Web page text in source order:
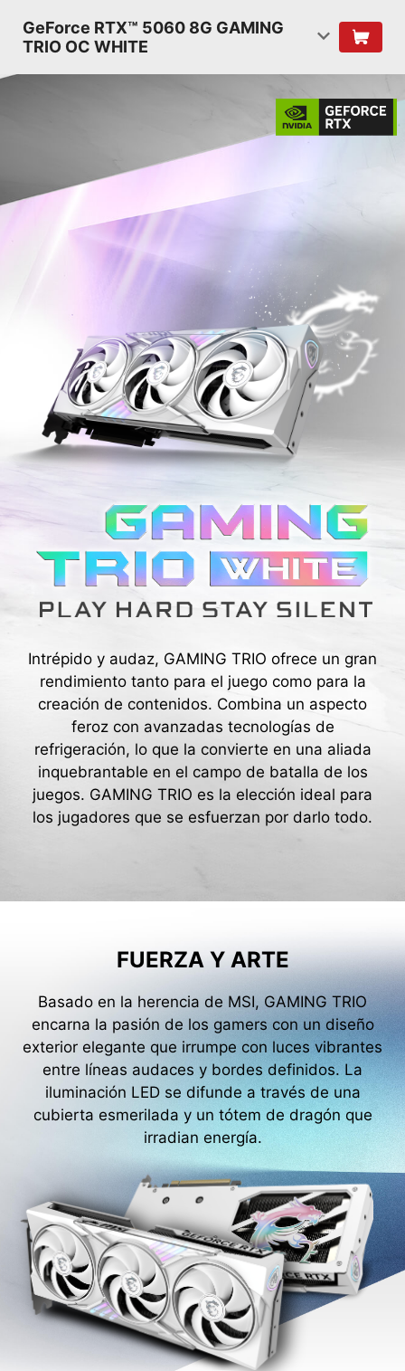
GeForce RTX™ 5060 8G GAMING
TRIO OC WHITE
Intrépido y audaz, GAMING TRIO ofrece un gran
rendimiento tanto para el juego como para la
creación de contenidos. Combina un aspecto
feroz con avanzadas tecnologías de
refrigeración, lo que la convierte en una aliada
inquebrantable en el campo de batalla de los
juegos. GAMING TRIO es la elección ideal para
los jugadores que se esfuerzan por darlo todo.
FUERZA Y ARTE
Basado en la herencia de MSI, GAMING TRIO
encarna la pasión de los gamers con un diseño
exterior elegante que irrumpe con luces vibrantes
entre líneas audaces y bordes definidos. La
iluminación LED se difunde a través de una
cubierta esmerilada y un tótem de dragón que
irradian energía.